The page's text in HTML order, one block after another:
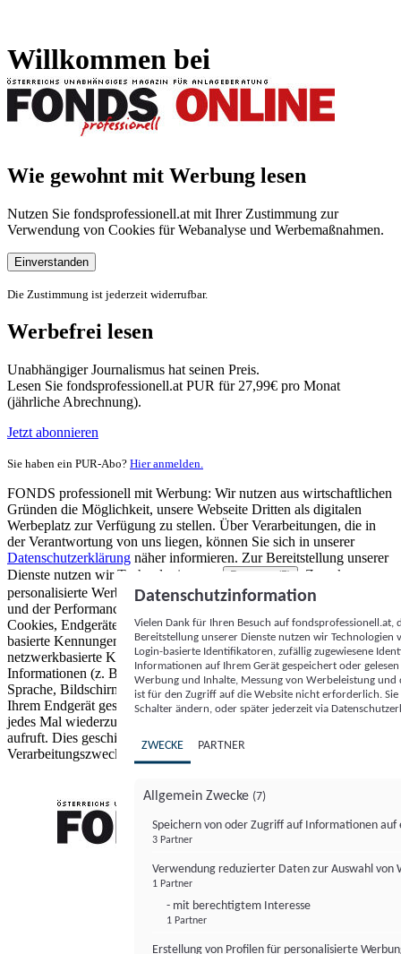
Willkommen bei
Wie gewohnt mit Werbung lesen
Nutzen Sie fondsprofessionell.at mit Ihrer Zustimmung zur
Verwendung von Cookies für Webanalyse und Werbemaßnahmen.
Einverstanden
Die Zustimmung ist jederzeit widerrufbar.
Werbefrei lesen
Unabhängiger Journalismus hat seinen Preis.
Lesen Sie fondsprofessionell.at PUR für 27,99€ pro Monat
(jährliche Abrechnung).
Jetzt abonnieren
Sie haben ein PUR-Abo? Hier anmelden.
FONDS professionell mit Werbung: Wir nutzen aus wirtschaftlichen
Gründen die Möglichkeit, unsere Webseite Dritten als digitalen
Werbeplatz zur Verfügung zu stellen. Über Verarbeitungen, die in
der Verantwortung von uns liegen, können Sie sich in unserer
Datenschutzerklärung näher informieren. Zur Bereitstellung unserer
Dienste nutzen wir Technologien von
Partnern (5)
. Zwecke:
personalisierte Werbung und Inhalte, Messung von Werbeleistung
und der Performance von Inhalten sowie Zielgruppenforschung.
Cookies, Endgeräte- oder ähnliche Online-Kennungen (z. B. login-
basierte Kennungen, zufällig generierte Kennungen,
netzwerkbasierte Kennungen) können zusammen mit anderen
Informationen (z. B. Browsertyp und Browserinformationen,
Sprache, Bildschirmgröße, unterstützte Technologien usw.) auf
Ihrem Endgerät gespeichert oder von dort ausgelesen werden, um es
jedes Mal wiederzuerkennen, wenn es eine App oder einer Webseite
aufruft. Dies geschieht für einen oder mehrere der hier aufgeführten
Verarbeitungszwecke.
Datenschutzinformation
Vielen Dank für Ihren Besuch auf
Bereitstellung unserer Dienste nutzen wir Technologien
Login-basierte Identifikatoren, zufällig zugewiesene
Informationen auf Ihrem Gerät gespeichert oder
Werbung und Inhalte, Messung von Werbeleistung
ist für den Zugriff auf die Website nicht erforderlich.
Schalter ändern, oder später jederzeit via
ZWECKE PARTNER
Allgemein Zwecke (7)
Speichern von oder Zugriff auf Informationen auf
3 Partner
Verwendung reduzierter Daten zur Auswahl von
1 Partner
- mit berechtigtem Interesse
1 Partner
Erstellung von Profilen für personalisierte
FONDS professionell